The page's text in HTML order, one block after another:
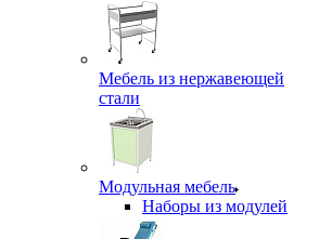
Мебель из нержавеющей
стали
Модульная мебель
Наборы из модулей